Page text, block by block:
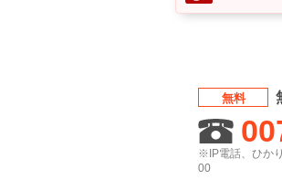
無料
※IP電話、ひか
00